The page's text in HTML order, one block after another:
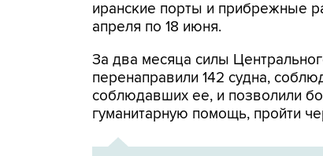
иранские порты и прибрежные
апреля по 18 июня.
За два месяца силы
перенаправили 142 судна,
соблюдавших ее, и позволили
гуманитарную помощь, пройти